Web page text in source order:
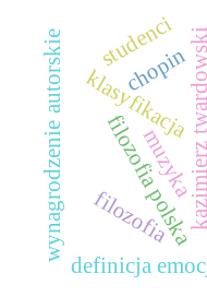
filozofia polska
filozofia
definicja
klasyfikacja
wynagrodzenie autorskie studenci
muzyka
chopin